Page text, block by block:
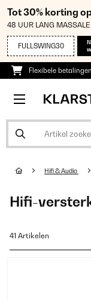
Tot 30% korting
48 UUR LANG
FULLSWING30
Flexibele betalingen
Hifi & Audio
Hifi-
41 Artikelen